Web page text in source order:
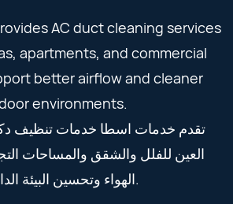
AC duct cleaning services
apartments, and commercial
better airflow and cleaner
environments.
تقدم خدمات اسطا خدمات تنظيف
العين للفلل والشقق والمساحات
الهواء وتحسين البيئة الداخلية.